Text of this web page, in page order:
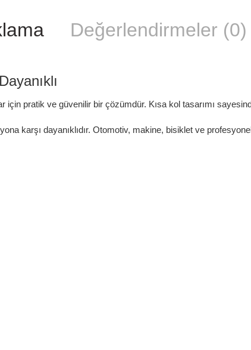
Değerlendirmeler (0)
için pratik ve güvenilir bir çözümdür. Kısa kol tasarımı
karşı dayanıklıdır. Otomotiv, makine, bisiklet ve